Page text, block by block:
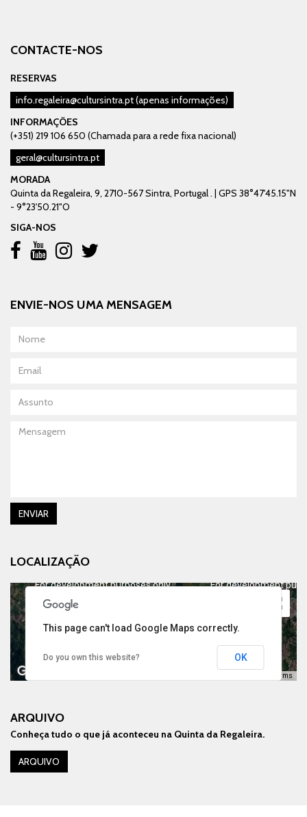
CONTACTE-NOS
RESERVAS
info.regaleira@cultursintra.pt(apenas informações)
INFORMAÇÕES
(+351) 219 106 650 (Chamada para a rede fixa nacional)
geral@cultursintra.pt
MORADA
Quinta da Regaleira, 9, 2710-567 Sintra, Portugal . | GPS 38°47'45.15"N
- 9°23'50.21"O
SIGA-NOS
ENVIE-NOS UMA MENSAGEM
Mensagem
ENVIAR
LOCALIZAÇÃO
For development purposes only
For development purposes only For development
Terms
This page can't load Google Maps correctly.
Do you own this website? OK
ARQUIVO
Conheça tudo o que já aconteceu na Quinta da Regaleira.
ARQUIVO